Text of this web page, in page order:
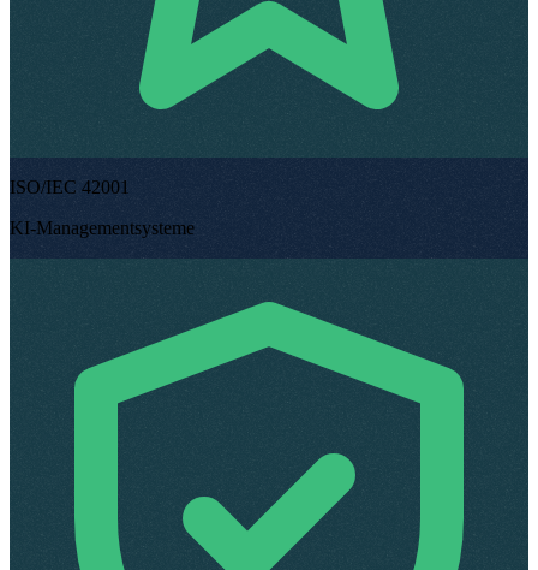
ISO/IEC 42001
KI-Managementsysteme